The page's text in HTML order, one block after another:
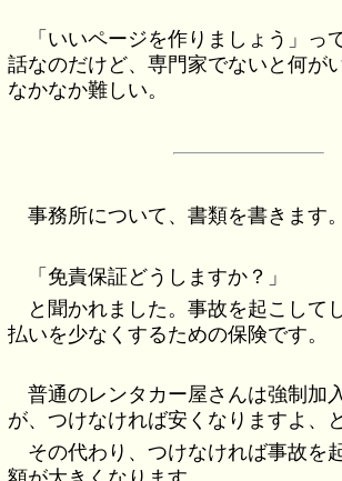
「いいページを作りましょう」っ
話なのだけど、専門家でないと何が
なかなか難しい。
事務所について、書類を書きます。
「免責保証どうしますか？」
と聞かれました。事故を起こして
払いを少なくするための保険です。
普通のレンタカー屋さんは強制加
が、つけなければ安くなりますよ、
その代わり、つけなければ事故を